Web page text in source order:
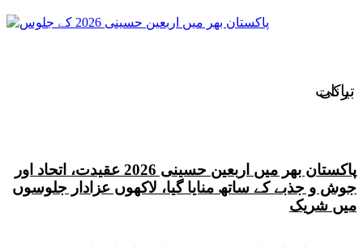
ترکی
بیانات
پاکستان بھر میں اربعین حسینی 2026 عقیدت، اتحاد اور
جوش و جذبے کے ساتھ منایا گیا، لاکھوں عزادار جلوسوں
میں شریک